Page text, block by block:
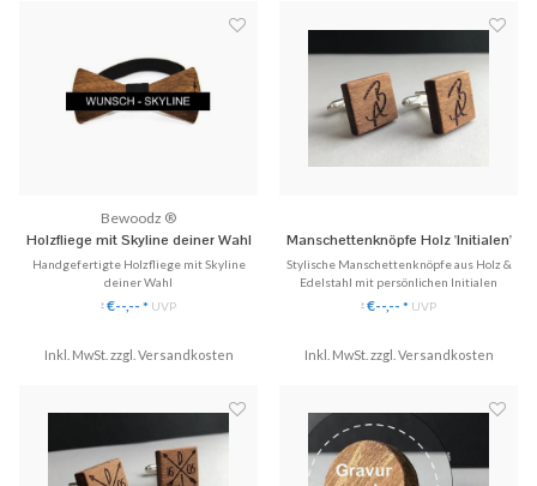
Bewoodz ®
Holzfliege mit Skyline deiner Wahl
Handgefertigte Holzfliege mit Skyline
deiner Wahl
✓ Deine Wunsch-Skyline
✓ Individuelle Einzelanfertigung
*€--,-- * UVP
Inkl. MwSt. zzgl. Versandkosten
Manschettenknöpfe Holz 'Initialen'
Stylische Manschettenknöpfe aus Holz &
Edelstahl mit persönlichen Initialen
✓ Einzigartige Manschettenknöpfe aus
Echtholz.
✓ Mit Initialen (Schriftart frei wählbar)
*€--,-- * UVP
Inkl. MwSt. zzgl. Versandkosten